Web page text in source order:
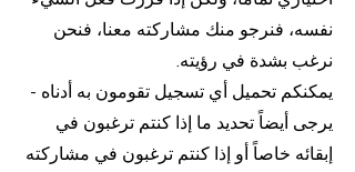
نفسه، فنرجو منك مشاركته معنا، فنحن
نرغب بشدة في رؤيته.
يمكنكم تحميل أي تسجيل تقومون به أدناه -
يرجى أيضاً تحديد ما إذا كنتم ترغبون في
إبقائه خاصاً أو إذا كنتم ترغبون في مشاركته